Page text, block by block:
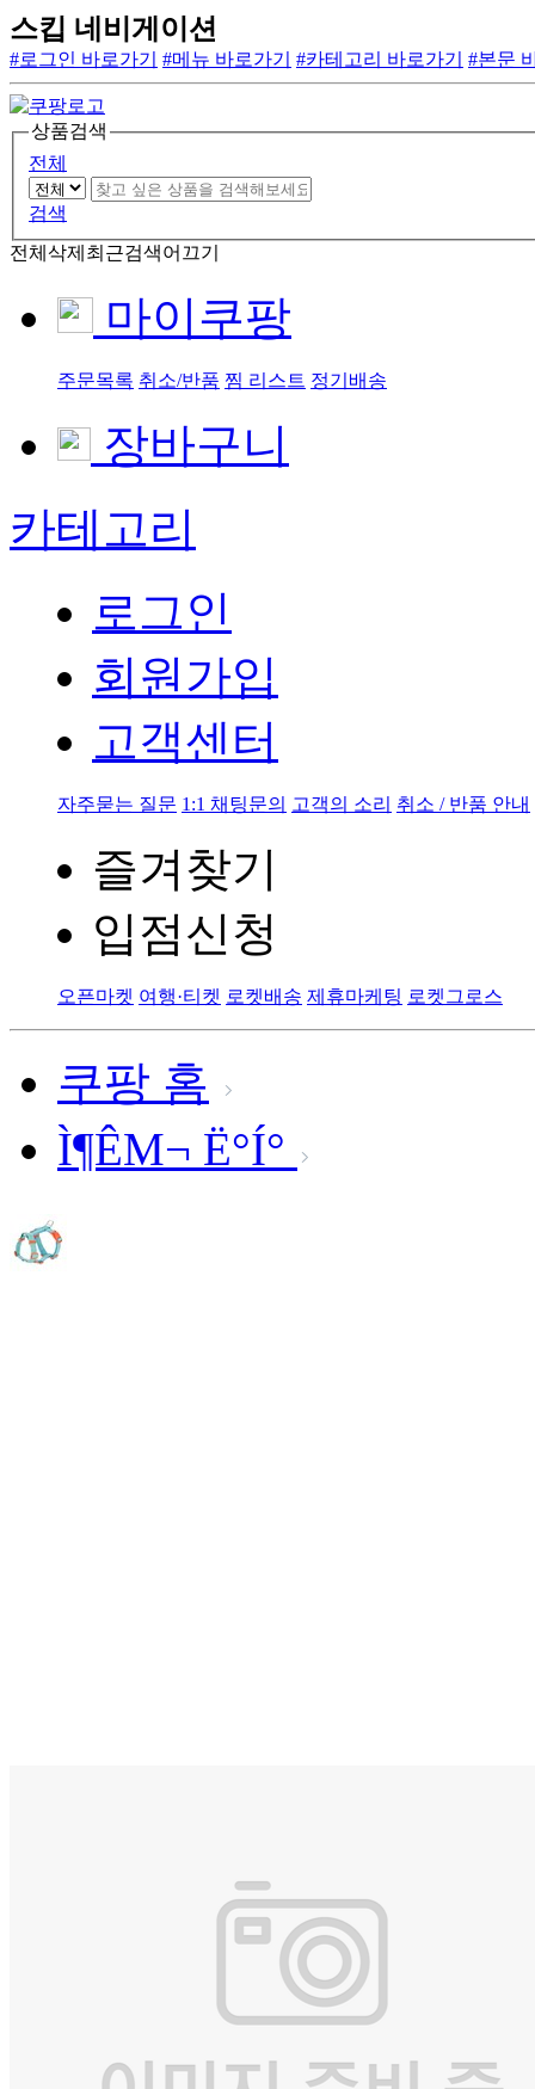
스킵 네비게이션
#로그인 바로가기 #메뉴 바로가기 #카테고리 바로가기 #본문
상품검색
전체
검색
전체삭제 최근검색어끄기
마이쿠팡
주문목록 취소/반품 찜 리스트 정기배송
장바구니
카테고리
로그인
회원가입
고객센터
자주묻는 질문 1:1 채팅문의 고객의 소리 취소 / 반품 안내
즐겨찾기
입점신청
오픈마켓 여행·티켓 로켓배송 제휴마케팅 로켓그로스
쿠팡 홈
Ì¶ÊΜ¬ Ë°Í°